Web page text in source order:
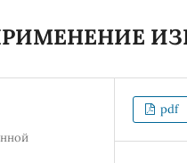
pdf